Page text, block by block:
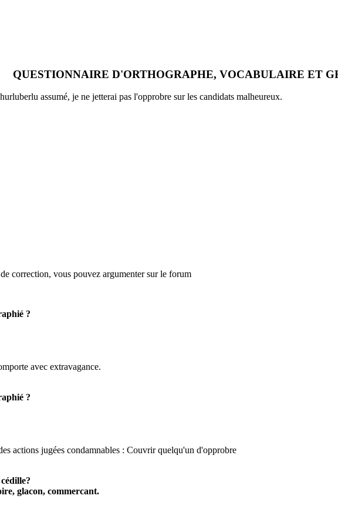
QUESTIONNAIRE D'ORTHOGRAPHE, VOCABULAIRE ET
assumé, je ne jetterai pas l'opprobre sur les candidats malheureux.
correction, vous pouvez argumenter sur le forum
?
avec extravagance.
?
actions jugées condamnables : Couvrir quelqu'un d'opprobre
glacon, commercant.